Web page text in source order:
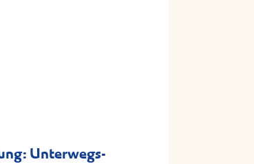
Unterwegs-